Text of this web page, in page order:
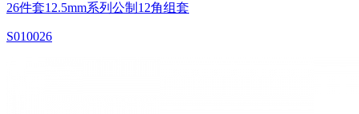
26件套12.5mm系列公制12角组套
S010026